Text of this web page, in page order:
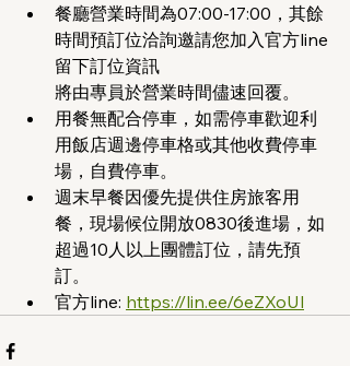
餐廳營業時間為07:00-17:00，其餘
時間預訂位洽詢邀請您加入官方line
留下訂位資訊
將由專員於營業時間儘速回覆。
用餐無配合停車，如需停車歡迎利
用飯店週邊停車格或其他收費停車
場，自費停車。
週末早餐因優先提供住房旅客用
餐，現場候位開放0830後進場，如
超過10人以上團體訂位，請先預
訂。
官方line: https://lin.ee/6eZXoUl